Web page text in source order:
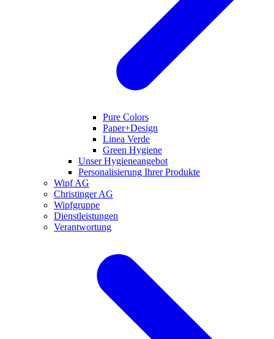
Pure Colors
Paper+Design
Linea Verde
Green Hygiene
Unser Hygieneangebot
Personalisierung Ihrer Produkte
Wipf AG
Christinger AG
Wipfgruppe
Dienstleistungen
Verantwortung